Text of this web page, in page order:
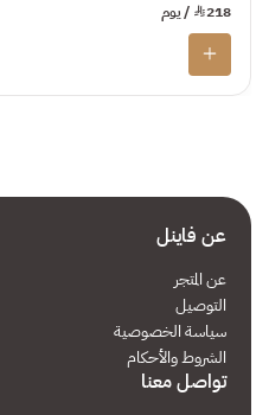
218
¥ / يوم
عن فاينل
عن المتجر
التوصيل
سياسة الخصوصية
الشروط والأحكام
تواصل معنا